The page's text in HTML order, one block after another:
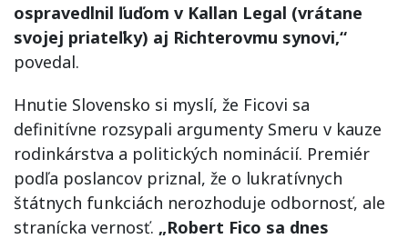
ospravedlnil ľuďom v Kallan Legal (vrátane
svojej priateľky) aj Richterovmu synovi,“
povedal.
Hnutie Slovensko si myslí, že Ficovi sa
definitívne rozsypali argumenty Smeru v kauze
rodinkárstva a politických nominácií. Premiér
podľa poslancov priznal, že o lukratívnych
štátnych funkciách nerozhoduje odbornosť, ale
stranícka vernosť. „Robert Fico sa dnes